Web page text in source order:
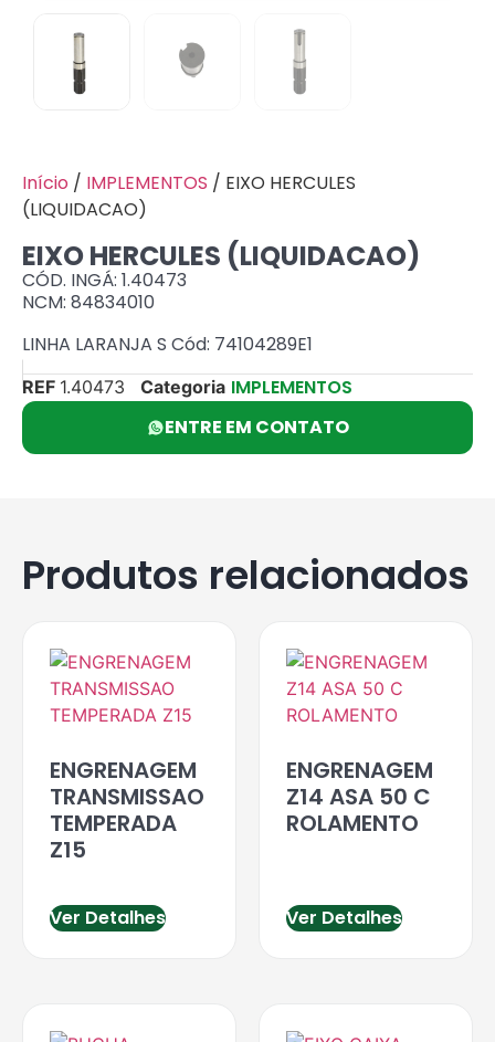
Início / IMPLEMENTOS / EIXO HERCULES
(LIQUIDACAO)
EIXO HERCULES (LIQUIDACAO)
CÓD. INGÁ: 1.40473
NCM: 84834010
LINHA LARANJA S Cód: 74104289E1
REF 1.40473 Categoria IMPLEMENTOS
ENTRE EM CONTATO
Produtos relacionados
ENGRENAGEM
TRANSMISSAO
TEMPERADA
Z15
Ver Detalhes
ENGRENAGEM
Z14 ASA 50 C
ROLAMENTO
Ver Detalhes